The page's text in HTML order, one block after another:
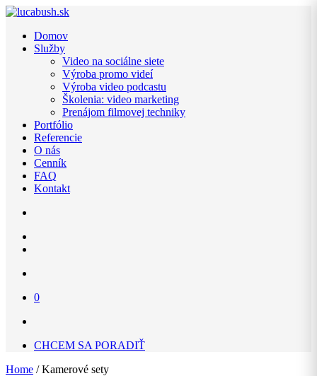
Domov
Služby
Video na sociálne siete
Výroba promo videí
Výroba video podcastu
Školenia: video marketing
Prenájom filmovej techniky
Portfólio
Referencie
O nás
Cenník
FAQ
Kontakt
0
CHCEM SA PORADIŤ
Home / Kamerové sety